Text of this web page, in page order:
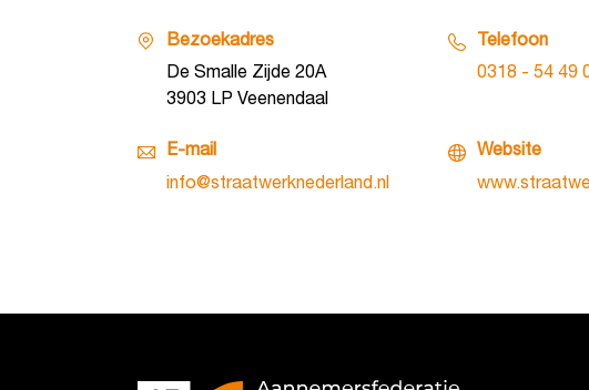
Bezoekadres
De Smalle Zijde 20A
3903 LP Veenendaal
Telefoon
0318 - 54 49
E-mail
info@straatwerknederland.nl
Website